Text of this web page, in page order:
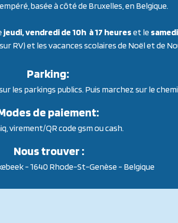
basée à côté de Bruxelles, en Belgique.
jeudi, vendredi de 10h à 17 heureset le
RV) et les vacances scolaires de Noël et de
Parking:
les parkings publics. Puis marchez sur le
de paiement:
virement/QR code gsm ou cash.
Nous trouver :
- 1640 Rhode-St-Genèse - Belgique